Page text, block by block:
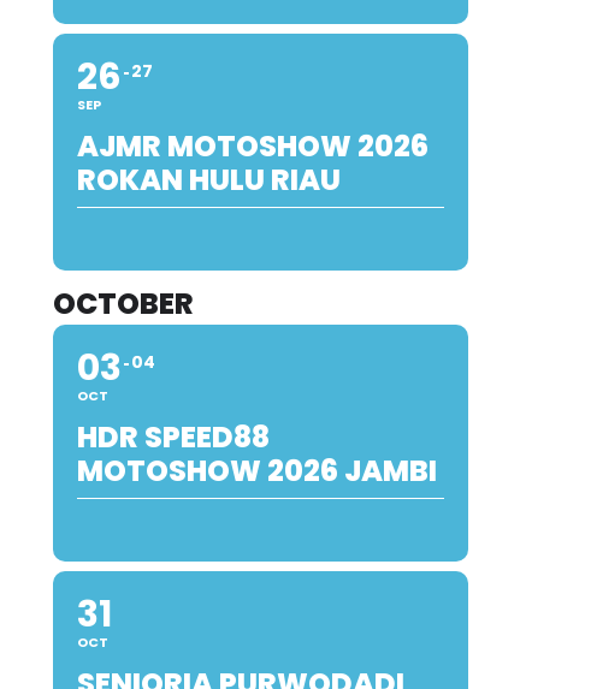
26
SEP
27
AJMR MOTOSHOW 2026
ROKAN HULU RIAU
OCTOBER
03
OCT
04
HDR SPEED88
MOTOSHOW 2026 JAMBI
31
OCT